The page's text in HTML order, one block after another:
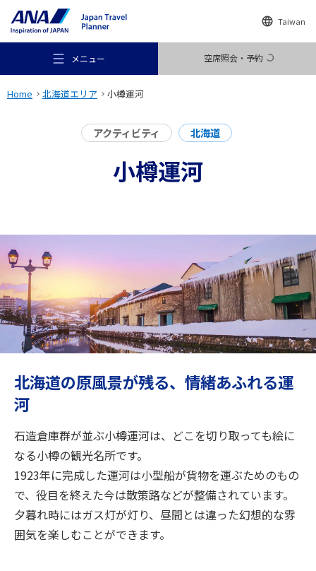
Taiwan
メニュー 空席照会・予約
行き先
旅のお役立ち情報
閉じる
Home 北海道エリア 小樽運河
アクティビティ 北海道
小樽運河
北海道の原風景が残る、情緒あふれる運
河
石造倉庫群が並ぶ小樽運河は、どこを切り取っても絵に
なる小樽の観光名所です。
1923年に完成した運河は小型船が貨物を運ぶためのもの
で、役目を終えた今は散策路などが整備されています。
夕暮れ時にはガス灯が灯り、昼間とは違った幻想的な雰
囲気を楽しむことができます。